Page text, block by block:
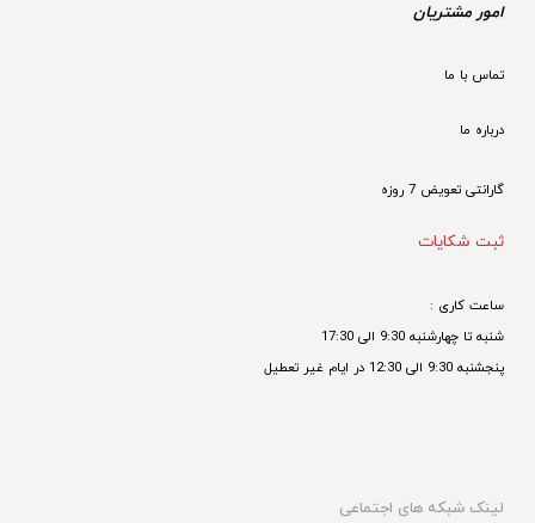
امور مشتریان
تماس با ما
درباره ما
گارانتی تعویض 7 روزه
ثبت شکایات
ساعت کاری :
شنبه تا چهارشنبه 9:30 الی 17:30
پنجشنبه 9:30 الی 12:30 در ایام غیر تعطیل
لینک شبکه های اجتماعی